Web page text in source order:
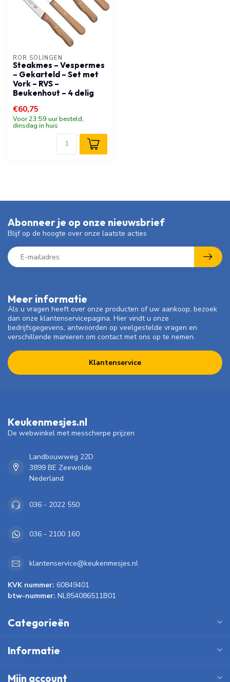
RÖR SOLINGEN
Steakmes – Vespermes
– Gekarteld – Set met
Vork – RVS –
Beukenhout – 4 delig
€60,75
Voor 23:59 uur besteld,
dinsdag in huis
Meer informatie
Als u vragen heeft over onze producten of uw aankoop, bezoek
dan onze klantenservicepagina. Hier vindt u onze
bedrijfsgegevens, antwoorden op veelgestelde vragen en
verschillende manieren om contact met ons op te nemen.
Klantenservice
Abonneer je op onze nieuwsbrief
Blijf op de hoogte over onze laatste acties
Keukenmesjes.nl
De webwinkel met messcherpe prijzen
Landbouwweg 22D
3899 BE Zeewolde
Nederland
036 - 2022 550
036 - 2100 160
klantenservice@keukenmesjes.nl
KVK nummer: 60849401
btw-nummer: NL854086511B01
Categorieën
Informatie
Mijn account